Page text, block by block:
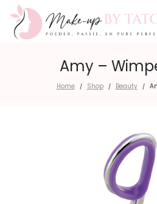
Amy –
Home / Shop / Beauty /